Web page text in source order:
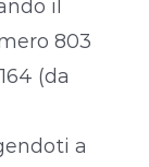
il
803
(da
a